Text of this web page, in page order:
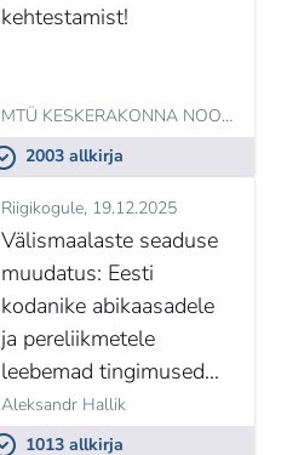
kehtestamist!
MTÜ KESKERAKONNA NOORTEKOGU,
2003 allkirja
Raul Siem
Riigikogule 19.12.2025
Välismaalaste seaduse
muudatus: Eesti
kodanike abikaasadele
ja pereliikmetele
leebemad tingimused
elamisloa saamiseks ja
pikendamiseks
Aleksandr Hallik
1013 allkirja